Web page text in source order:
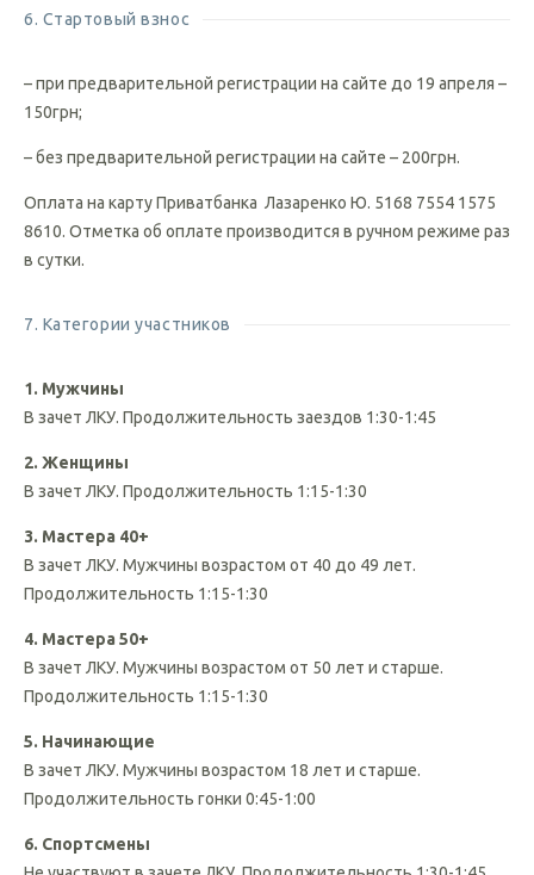
– при предварительной регистрации на сайте до 19 апреля –
150грн;
– без предварительной регистрации на сайте – 200грн.
Оплата на карту Приватбанка Лазаренко Ю. 5168 7554 1575
8610. Отметка об оплате производится в ручном режиме раз
В зачет ЛКУ. Продолжительность заездов 1:30-1:45
В зачет ЛКУ. Продолжительность 1:15-1:30
3. Мастера 40+
В зачет ЛКУ. Мужчины возрастом от 40 до 49 лет.
Продолжительность 1:15-1:30
4. Мастера 50+
В зачет ЛКУ. Мужчины возрастом от 50 лет и старше.
Продолжительность 1:15-1:30
5. Начинающие
В зачет ЛКУ. Мужчины возрастом 18 лет и старше.
Продолжительность гонки 0:45-1:00